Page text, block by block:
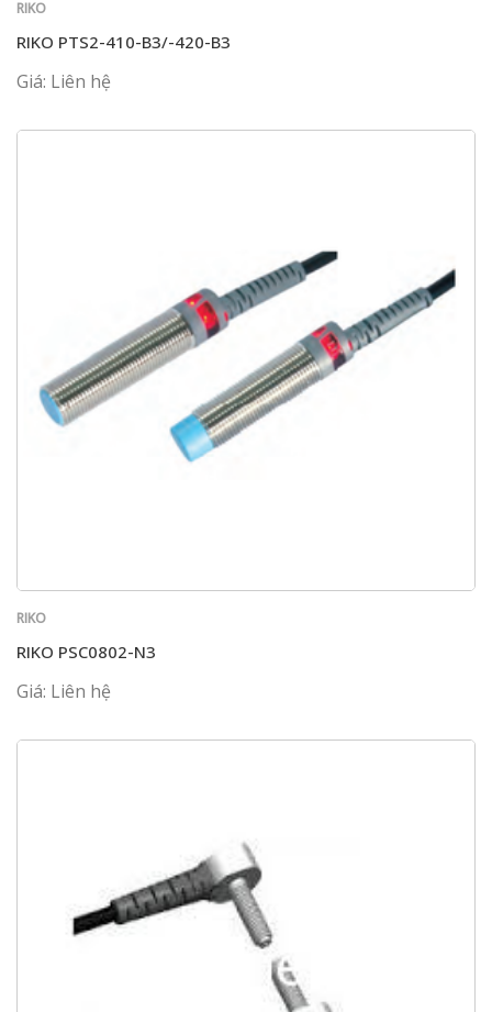
RIKO
RIKO PTS2-410-B3/-420-B3
Giá: Liên hệ
RIKO
RIKO PSC0802-N3
Giá: Liên hệ